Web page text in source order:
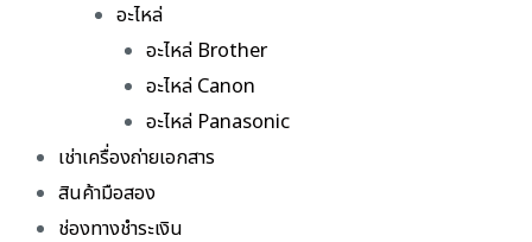
อะไหล่
อะไหล่ Brother
อะไหล่ Canon
อะไหล่ Panasonic
เช่าเครื่องถ่ายเอกสาร
สินค้ามือสอง
ช่องทางชำระเงิน